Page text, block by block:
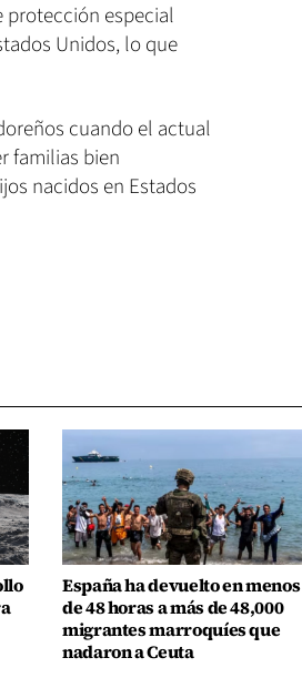
protección especial
Unidos, lo que
cuando el actual
familias bien
nacidos en Estados
España ha devuelto en menos
de 48 horas a más de 48,000
migrantes marroquíes que
nadaron a Ceuta